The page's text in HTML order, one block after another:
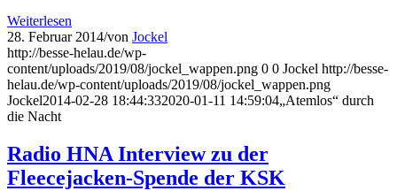
Weiterlesen
28. Februar 2014/von Jockel
http://besse-helau.de/wp-
content/uploads/2019/08/jockel_wappen.png 0 0 Jockel http://besse-
helau.de/wp-content/uploads/2019/08/jockel_wappen.png
Jockel2014-02-28 18:44:332020-01-11 14:59:04„Atemlos“ durch
die Nacht
Radio HNA Interview zu der
Fleecejacken-Spende der KSK